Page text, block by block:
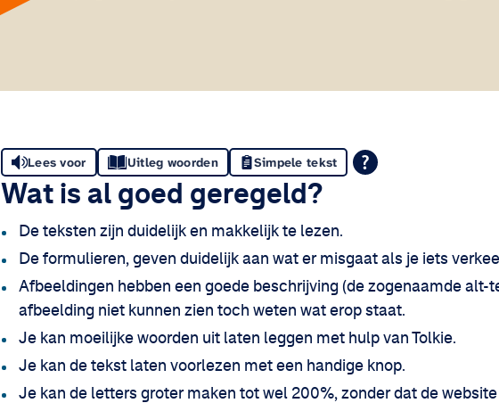
Lees voor Uitleg woorden Simpele tekst
Wat is al goed geregeld?
De teksten zijn duidelijk en makkelijk te lezen.
De formulieren, geven duidelijk aan wat er misgaat als je iets
Afbeeldingen hebben een goede beschrijving (de zogenaamde alt-
afbeelding niet kunnen zien toch weten wat erop staat.
Je kan moeilijke woorden uit laten leggen met hulp van Tolkie.
Je kan de tekst laten voorlezen met een handige knop.
Je kan de letters groter maken tot wel 200%, zonder dat de